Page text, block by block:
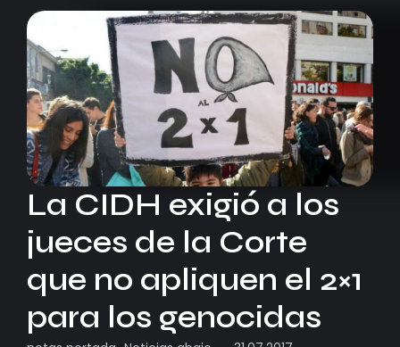
La CIDH exigió a los
jueces de la Corte
que no apliquen el 2×1
para los genocidas